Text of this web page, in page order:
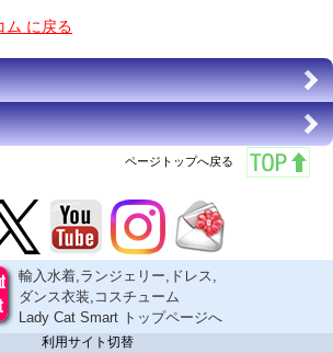
ム に戻る
ページトップへ戻る
輸入水着,ランジェリー,ドレス,
ダンス衣装,コスチューム
Lady Cat Smart トップページへ
利用サイト切替